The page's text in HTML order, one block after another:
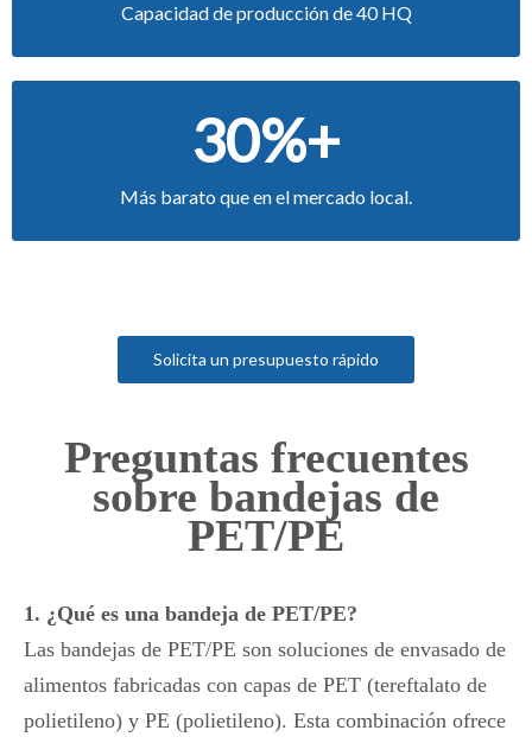
Capacidad de producción de 40 HQ
30%+
Más barato que en el mercado local.
Solicita un presupuesto rápido
Preguntas frecuentes
sobre bandejas de
PET/PE
1. ¿Qué es una bandeja de PET/PE?
Las bandejas de PET/PE son soluciones de envasado de
alimentos fabricadas con capas de PET (tereftalato de
polietileno) y PE (polietileno). Esta combinación ofrece